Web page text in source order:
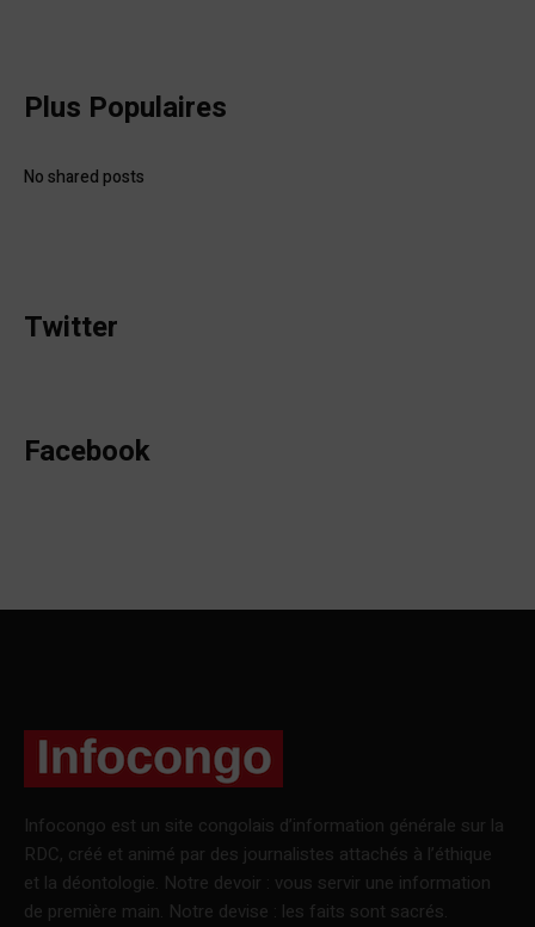
Plus Populaires
No shared posts
Twitter
Facebook
Infocongo est un site congolais d’information générale sur la
RDC, créé et animé par des journalistes attachés à l’éthique
et la déontologie. Notre devoir : vous servir une information
de première main. Notre devise : les faits sont sacrés.